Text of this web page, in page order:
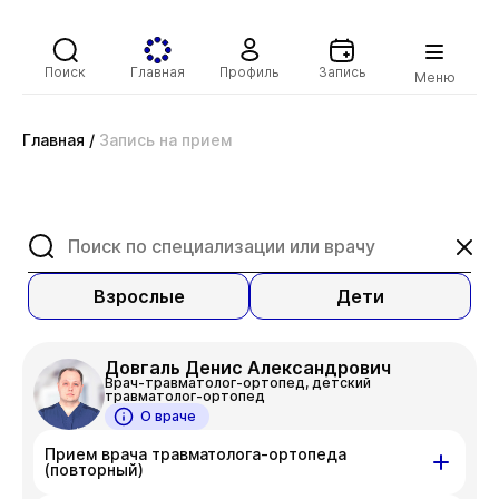
Поиск Главная Профиль Запись Меню
Главная / Запись на прием
Взрослые Дети
Довгаль Денис Александрович
Врач-травматолог-ортопед, детский
травматолог-ортопед
О враче
Прием врача травматолога-ортопеда
(повторный)